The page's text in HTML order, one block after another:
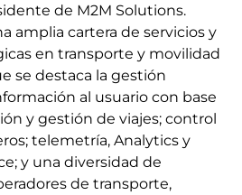
de M2M Solutions.
amplia cartera de servicios y
en transporte y movilidad
se destaca la gestión
al usuario con base
y gestión de viajes; control
telemetría, Analytics y
y una diversidad de
de transporte,